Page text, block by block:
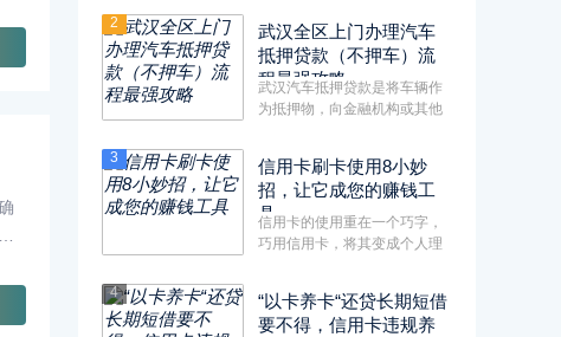
2
武汉全区上门办理汽车
抵押贷款（不押车）流
程最强攻略
武汉汽车抵押贷款是将车辆作
为抵押物，向金融机构或其他
3
信用卡刷卡使用8小妙
招，让它成您的赚钱工
具
信用卡的使用重在一个巧字，
巧用信用卡，将其变成个人理
4
“以卡养卡“还贷长期短借
要不得，信用卡违规养